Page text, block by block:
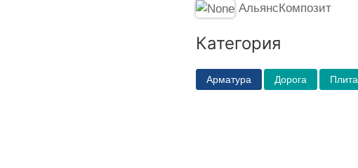
АльянсКомпозит
Категория
Арматура Дорога Плита